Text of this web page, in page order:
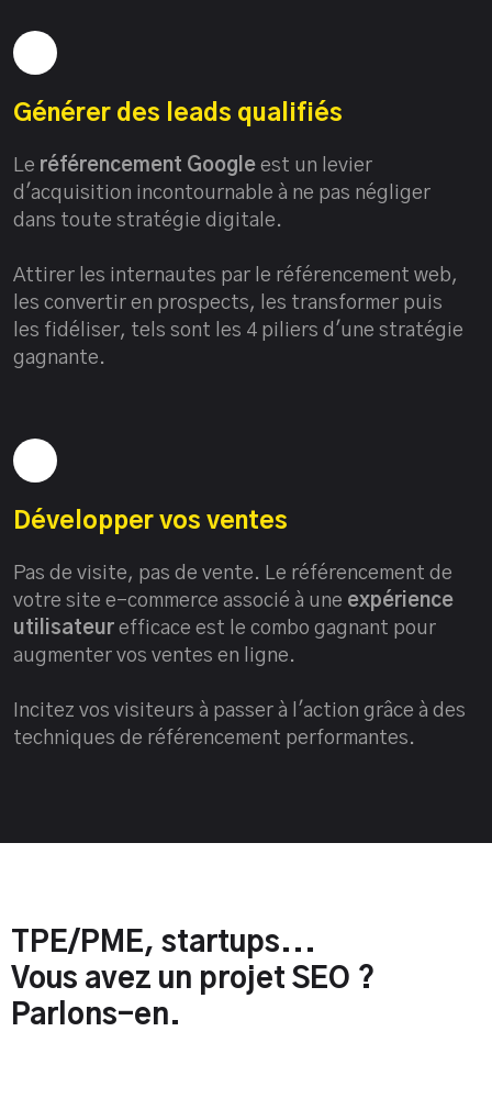
Générer des leads qualifiés
Le référencement Google est un levier
d'acquisition incontournable à ne pas négliger
dans toute stratégie digitale.
Attirer les internautes par le référencement web,
les convertir en prospects, les transformer puis
les fidéliser, tels sont les 4 piliers d'une stratégie
gagnante.
Développer vos ventes
Pas de visite, pas de vente. Le référencement de
votre site e-commerce associé à une expérience
utilisateur efficace est le combo gagnant pour
augmenter vos ventes en ligne.
Incitez vos visiteurs à passer à l'action grâce à des
techniques de référencement performantes.
TPE/PME, startups...
Vous avez un projet SEO ?
Parlons-en.